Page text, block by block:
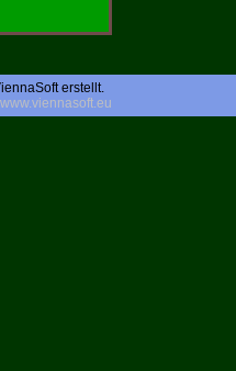
erstellt.
www.viennasoft.eu